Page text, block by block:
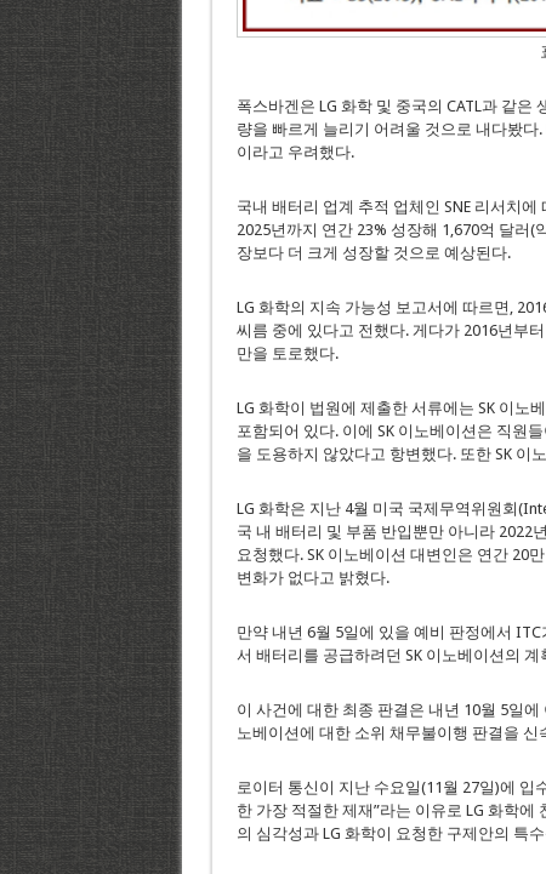
폭스바겐은 LG 화학 및 중국의 CATL과 같
량을 빠르게 늘리기 어려울 것으로 내다봤다
이라고 우려했다.
국내 배터리 업계 추적 업체인 SNE 리서치
2025년까지 연간 23% 성장해 1,670억 달러(
장보다 더 크게 성장할 것으로 예상된다.
LG 화학의 지속 가능성 보고서에 따르면,
씨름 중에 있다고 전했다. 게다가 2016년부
만을 토로했다.
LG 화학이 법원에 제출한 서류에는 SK 이노
포함되어 있다. 이에 SK 이노베이션은 직원
을 도용하지 않았다고 항변했다. 또한 SK 이
LG 화학은 지난 4월 미국 국제무역위원회
국 내 배터리 및 부품 반입뿐만 아니라 2022
요청했다. SK 이노베이션 대변인은 연간 20
변화가 없다고 밝혔다.
만약 내년 6월 5일에 있을 예비 판정에서
서 배터리를 공급하려던 SK 이노베이션의
이 사건에 대한 최종 판결은 내년 10월 5일
노베이션에 대한 소위 채무불이행 판결을
로이터 통신이 지난 수요일(11월 27일)에 입
한 가장 적절한 제재”라는 이유로 LG 화학
의 심각성과 LG 화학이 요청한 구제안의 특